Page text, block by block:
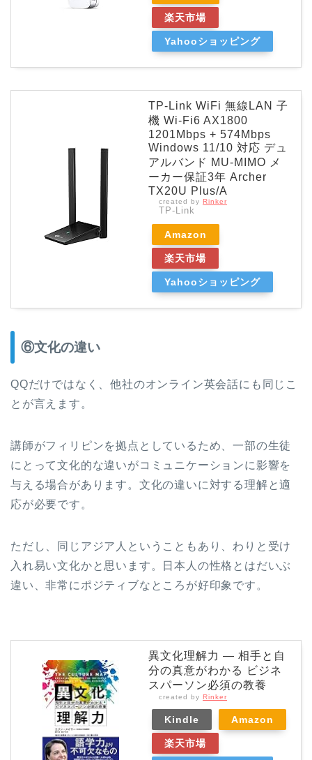
楽天市場
Yahooショッピング
TP-Link WiFi 無線LAN 子
機 Wi-Fi6 AX1800
1201Mbps + 574Mbps
Windows 11/10 対応 デュ
アルバンド MU-MIMO メ
ーカー保証3年 Archer
TX20U Plus/A
created by Rinker
TP-Link
Amazon
楽天市場
Yahooショッピング
⑥文化の違い
QQだけではなく、他社のオンライン英会話にも同じこ
とが言えます。
講師がフィリピンを拠点としているため、一部の生徒
にとって文化的な違いがコミュニケーションに影響を
与える場合があります。文化の違いに対する理解と適
応が必要です。
ただし、同じアジア人ということもあり、わりと受け
入れ易い文化かと思います。日本人の性格とはだいぶ
違い、非常にポジティブなところが好印象です。
異文化理解力 ― 相手と自
分の真意がわかる ビジネ
スパーソン必須の教養
created by Rinker
Kindle Amazon
楽天市場